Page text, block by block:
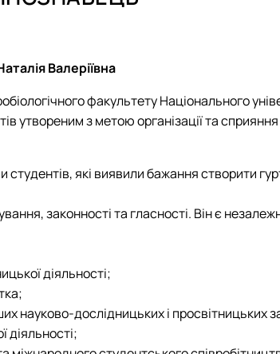
КАРПЕНКО Людмила
СОНЬКО Роман
Загальноуніверситетські
Підручники, навчальні
Валеріївна
факультету Національного
з метою організації та
які виявили бажання створити
законності та гласності. Він є
діяльності;
науково-дослідницьких і просвітницьких
діяльності;